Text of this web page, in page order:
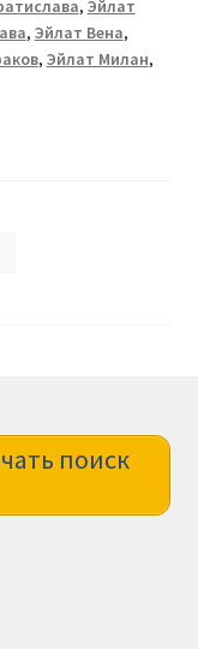
, Эйлат
, Эйлат Вена,
, Эйлат Милан,
поиск